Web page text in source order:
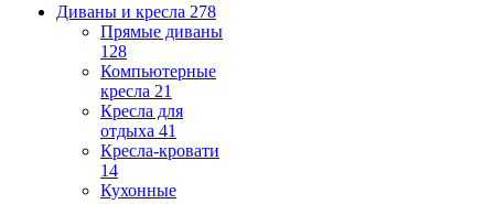
Диваны и кресла 278
Прямые диваны
128
Компьютерные
кресла 21
Кресла для
отдыха 41
Кресла-кровати
14
Кухонные